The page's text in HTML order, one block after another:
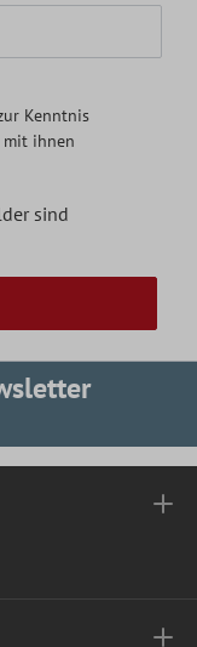
Kenntnis
ihnen
sind